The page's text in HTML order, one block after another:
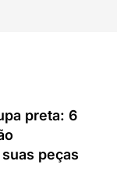
preta: 6
peças